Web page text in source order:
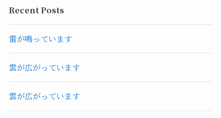
Recent Posts
雷が鳴っています
雲が広がっています
雲が広がっています